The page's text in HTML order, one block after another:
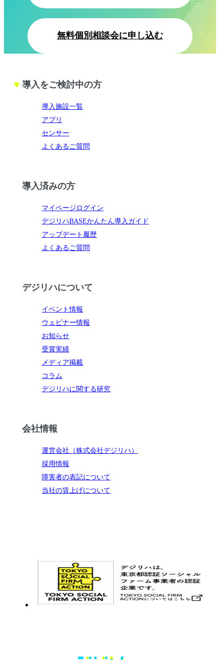
無料個別相談会に申し込む
導入をご検討中の方
導入施設一覧
アプリ
センサー
よくあるご質問
導入済みの方
マイページログイン
デジリハBASEかんたん導入ガイド
アップデート履歴
よくあるご質問
デジリハについて
イベント情報
ウェビナー情報
お知らせ
受賞実績
メディア掲載
コラム
デジリハに関する研究
会社情報
運営会社（株式会社デジリハ）
採用情報
障害者の表記について
当社の賃上げについて